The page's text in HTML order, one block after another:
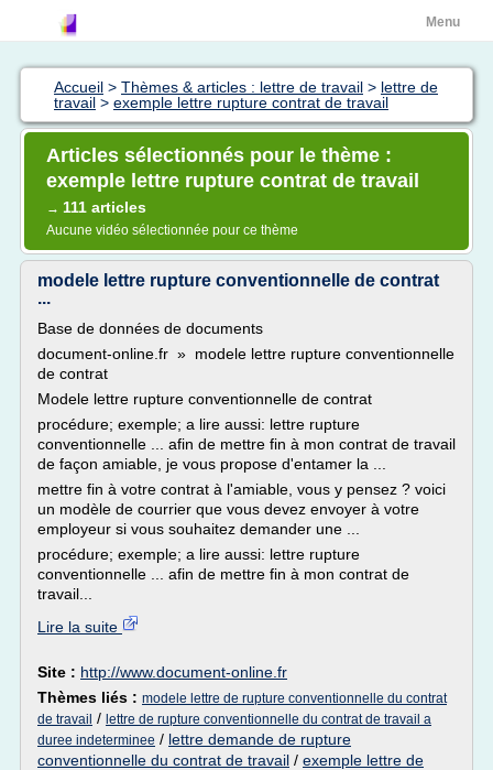
Menu
Accueil > Thèmes & articles : lettre de travail > lettre de
travail > exemple lettre rupture contrat de travail
Articles sélectionnés pour le thème :
exemple lettre rupture contrat de travail
→ 111 articles
Aucune vidéo sélectionnée pour ce thème
modele lettre rupture conventionnelle de contrat
...
Base de données de documents
document-online.fr » modele lettre rupture conventionnelle
de contrat
Modele lettre rupture conventionnelle de contrat
procédure; exemple; a lire aussi: lettre rupture
conventionnelle ... afin de mettre fin à mon contrat de travail
de façon amiable, je vous propose d'entamer la ...
mettre fin à votre contrat à l'amiable, vous y pensez ? voici
un modèle de courrier que vous devez envoyer à votre
employeur si vous souhaitez demander une ...
procédure; exemple; a lire aussi: lettre rupture
conventionnelle ... afin de mettre fin à mon contrat de
travail...
Lire la suite
Site : http://www.document-online.fr
Thèmes liés : modele lettre de rupture conventionnelle du contrat
de travail / lettre de rupture conventionnelle du contrat de travail a
duree indeterminee / lettre demande de rupture
conventionnelle du contrat de travail / exemple lettre de